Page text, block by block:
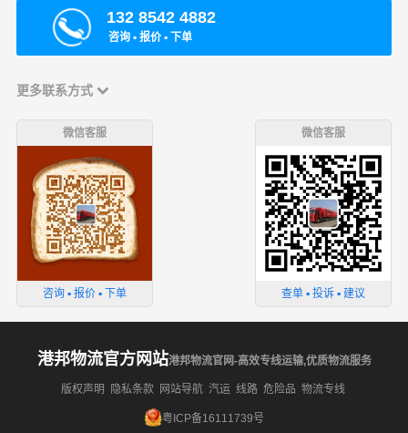
132 8542 4882
咨询 ▪ 报价 ▪ 下单
更多联系方式
微信客服
咨询 ▪ 报价 ▪ 下单
微信客服
查单 ▪ 投诉 ▪ 建议
港邦物流官方网站港邦物流官网-高效专线运输,优质物流服务
版权声明 隐私条款 网站导航 汽运 线路 危险品 物流专线
粤ICP备16111739号